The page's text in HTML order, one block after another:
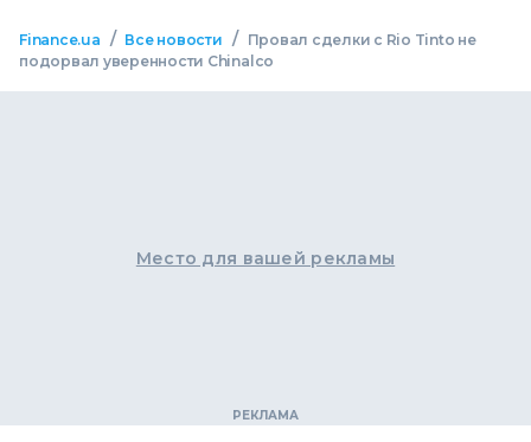
Finance.ua / Все новости /
Провал сделки с Rio Tinto не
подорвал уверенности Chinalco
Место для вашей рекламы